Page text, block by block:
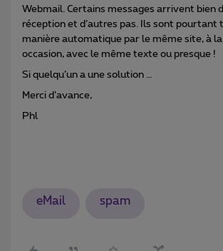
Webmail. Certains messages arrivent bien
réception et d’autres pas. Ils sont pourtant
manière automatique par le même site, à
occasion, avec le même texte ou presque !
Si quelqu’un a une solution …
Merci d’avance,
Phl
eMail spam